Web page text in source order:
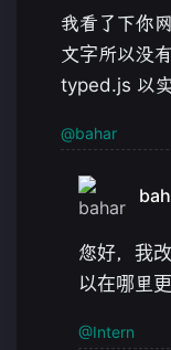
我看了下你
文字所以没
typed.js 以
@bahar
您好，我
以在哪里
@Intern